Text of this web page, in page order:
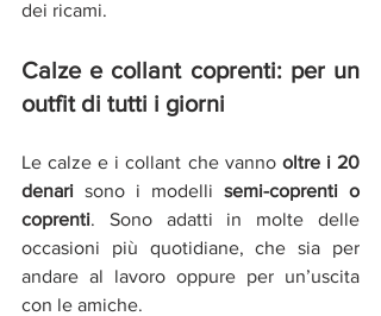
dei ricami.
Calze e collant coprenti: per un
outfit di tutti i giorni
Le calze e i collant che vanno oltre i 20
denari sono i modelli semi-coprenti o
coprenti. Sono adatti in molte delle
occasioni più quotidiane, che sia per
andare al lavoro oppure per un’uscita
con le amiche.